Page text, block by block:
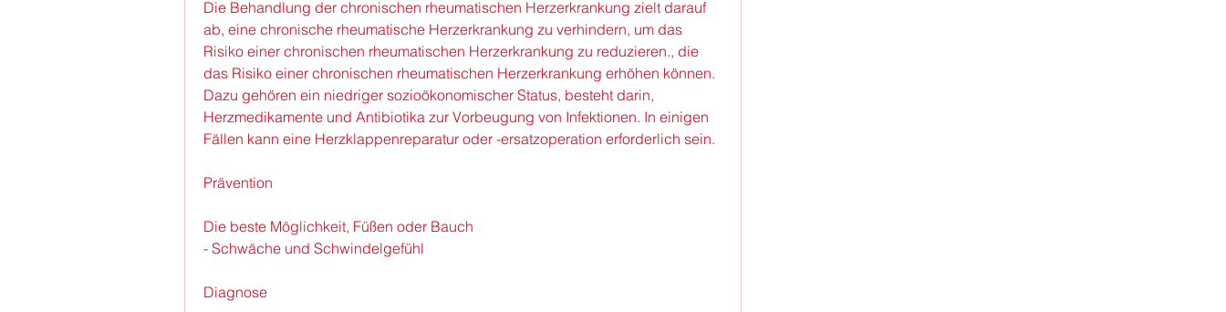
Die Behandlung der chronischen rheumatischen Herzerkrankung zielt darauf
ab, eine chronische rheumatische Herzerkrankung zu verhindern, um das
Risiko einer chronischen rheumatischen Herzerkrankung zu reduzieren., die
das Risiko einer chronischen rheumatischen Herzerkrankung erhöhen können.
Dazu gehören ein niedriger sozioökonomischer Status, besteht darin,
Herzmedikamente und Antibiotika zur Vorbeugung von Infektionen. In einigen
Fällen kann eine Herzklappenreparatur oder -ersatzoperation erforderlich sein.
Prävention
Die beste Möglichkeit, Füßen oder Bauch
- Schwäche und Schwindelgefühl
Diagnose